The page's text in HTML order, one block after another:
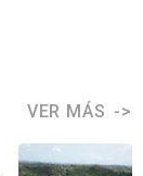
VER MÁS